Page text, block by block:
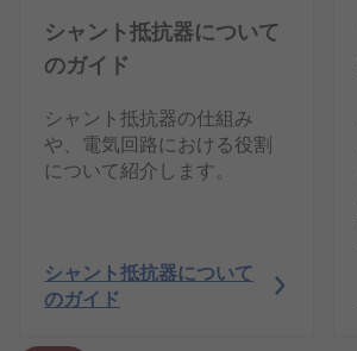
シャント抵抗器について
のガイド
シャント抵抗器の仕組み
や、電気回路における役割
について紹介します。
シャント抵抗器について
のガイド